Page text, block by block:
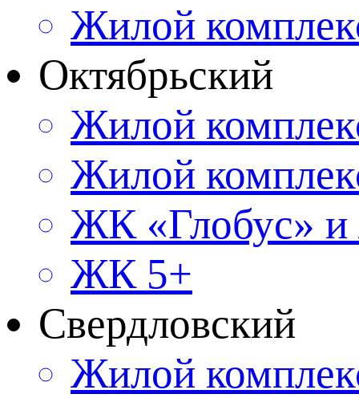
Жилой
Октябрьский
Жилой
Жилой
ЖК «Глобус»
ЖК 5+
Свердловский
Жилой